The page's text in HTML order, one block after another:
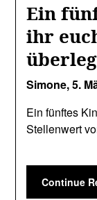
Ein
ihr
Simone,5.
Ein fünftes
Stellenwert
Continue